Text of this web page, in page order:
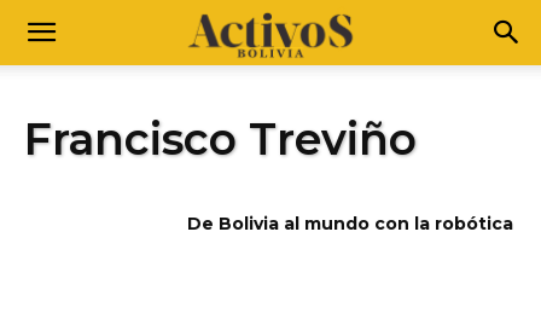
Francisco Treviño
De Bolivia al mundo con la robótica